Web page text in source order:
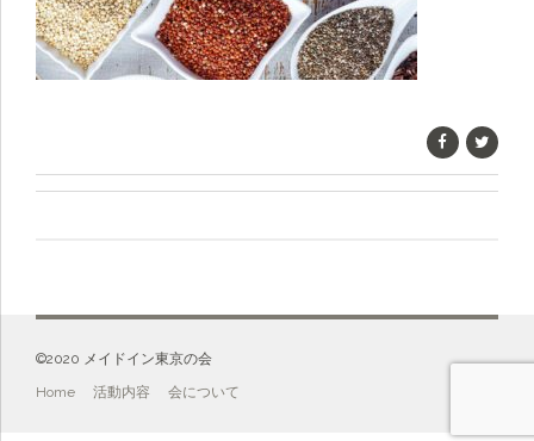
©️2020 メイドイン東京の会
Home 活動内容 会について